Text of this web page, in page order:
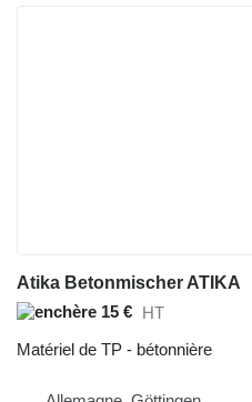
Atika Betonmischer ATIKA
15 € HT
Matériel de TP - bétonnière